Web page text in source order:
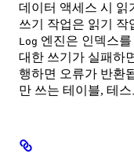
데이터 액세스 시 읽
쓰기 작업은 읽기 작
Log 엔진은 인덱스
대한 쓰기가 실패하
행하면 오류가 반환
만 쓰는 테이블, 테